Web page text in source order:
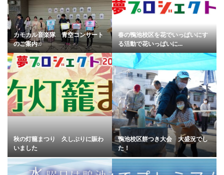
カモカル音楽隊 青空コンサート
のご案内♫
春の鴨池校区を花でいっぱいにす
る活動で花いっぱいに...
秋の灯籠まつり 久しぶりに賑わ
いました
鴨池校区餅つき大会 大盛況でし
た！